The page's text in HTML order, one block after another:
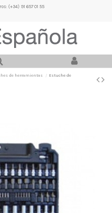
(+34) 91 657 01 55
de herramientas
Estuche de